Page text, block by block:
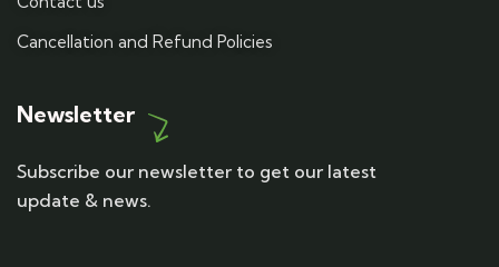
Cancellation and Refund Policies
Newsletter
Subscribe our newsletter to get our latest
update & news.